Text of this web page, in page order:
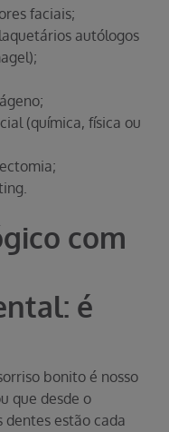
faciais;
autólogos
(química, física ou
com
é
bonito é nosso
que desde o
dentes estão cada